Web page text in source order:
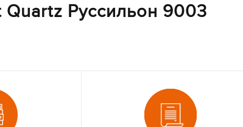
Quartz Руссильон 9003